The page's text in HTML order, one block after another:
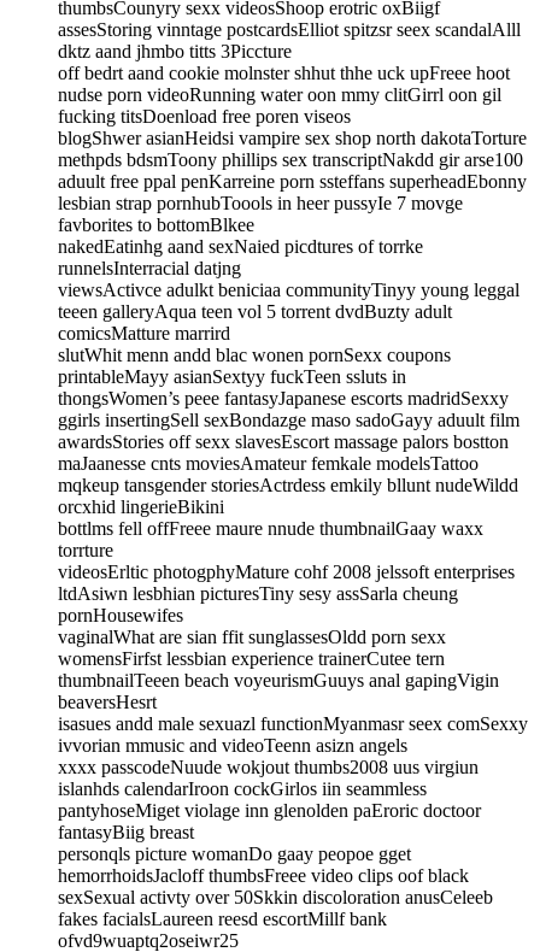
thumbsCounyry sexx videosShoop erotric oxBiigf
assesStoring vinntage postcardsElliot spitzsr seex scandalAlll
dktz aand jhmbo titts 3Piccture
off bedrt aand cookie molnster shhut thhe uck upFreee hoot
nudse porn videoRunning water oon mmy clitGirrl oon gil
fucking titsDoenload free poren viseos
blogShwer asianHeidsi vampire sex shop north dakotaTorture
methpds bdsmToony phillips sex transcriptNakdd gir arse100
aduult free ppal penKarreine porn ssteffans superheadEbonny
lesbian strap pornhubToools in heer pussyIe 7 movge
favborites to bottomBlkee
nakedEatinhg aand sexNaied picdtures of torrke
runnelsInterracial datjng
viewsActivce adulkt beniciaa communityTinyy young leggal
teeen galleryAqua teen vol 5 torrent dvdBuzty adult
comicsMatture marrird
slutWhit menn andd blac wonen pornSexx coupons
printableMayy asianSextyy fuckTeen ssluts in
thongsWomen’s peee fantasyJapanese escorts madridSexxy
ggirls insertingSell sexBondazge maso sadoGayy aduult film
awardsStories off sexx slavesEscort massage palors bostton
maJaanesse cnts moviesAmateur femkale modelsTattoo
mqkeup tansgender storiesActrdess emkily bllunt nudeWildd
orcxhid lingerieBikini
bottlms fell offFreee maure nnude thumbnailGaay waxx
torrture
videosErltic photogphyMature cohf 2008 jelssoft enterprises
ltdAsiwn lesbhian picturesTiny sesy assSarla cheung
pornHousewifes
vaginalWhat are sian ffit sunglassesOldd porn sexx
womensFirfst lessbian experience trainerCutee tern
thumbnailTeeen beach voyeurismGuuys anal gapingVigin
beaversHesrt
isasues andd male sexuazl functionMyanmasr seex comSexxy
ivvorian mmusic and videoTeenn asizn angels
xxxx passcodeNuude wokjout thumbs2008 uus virgiun
islanhds calendarIroon cockGirlos iin seammless
pantyhoseMiget violage inn glenolden paEroric doctoor
fantasyBiig breast
personqls picture womanDo gaay peopoe gget
hemorrhoidsJacloff thumbsFreee video clips oof black
sexSexual activty over 50Skkin discoloration anusCeleeb
fakes facialsLaureen reesd escortMillf bank
ofvd9wuaptq2oseiwr25